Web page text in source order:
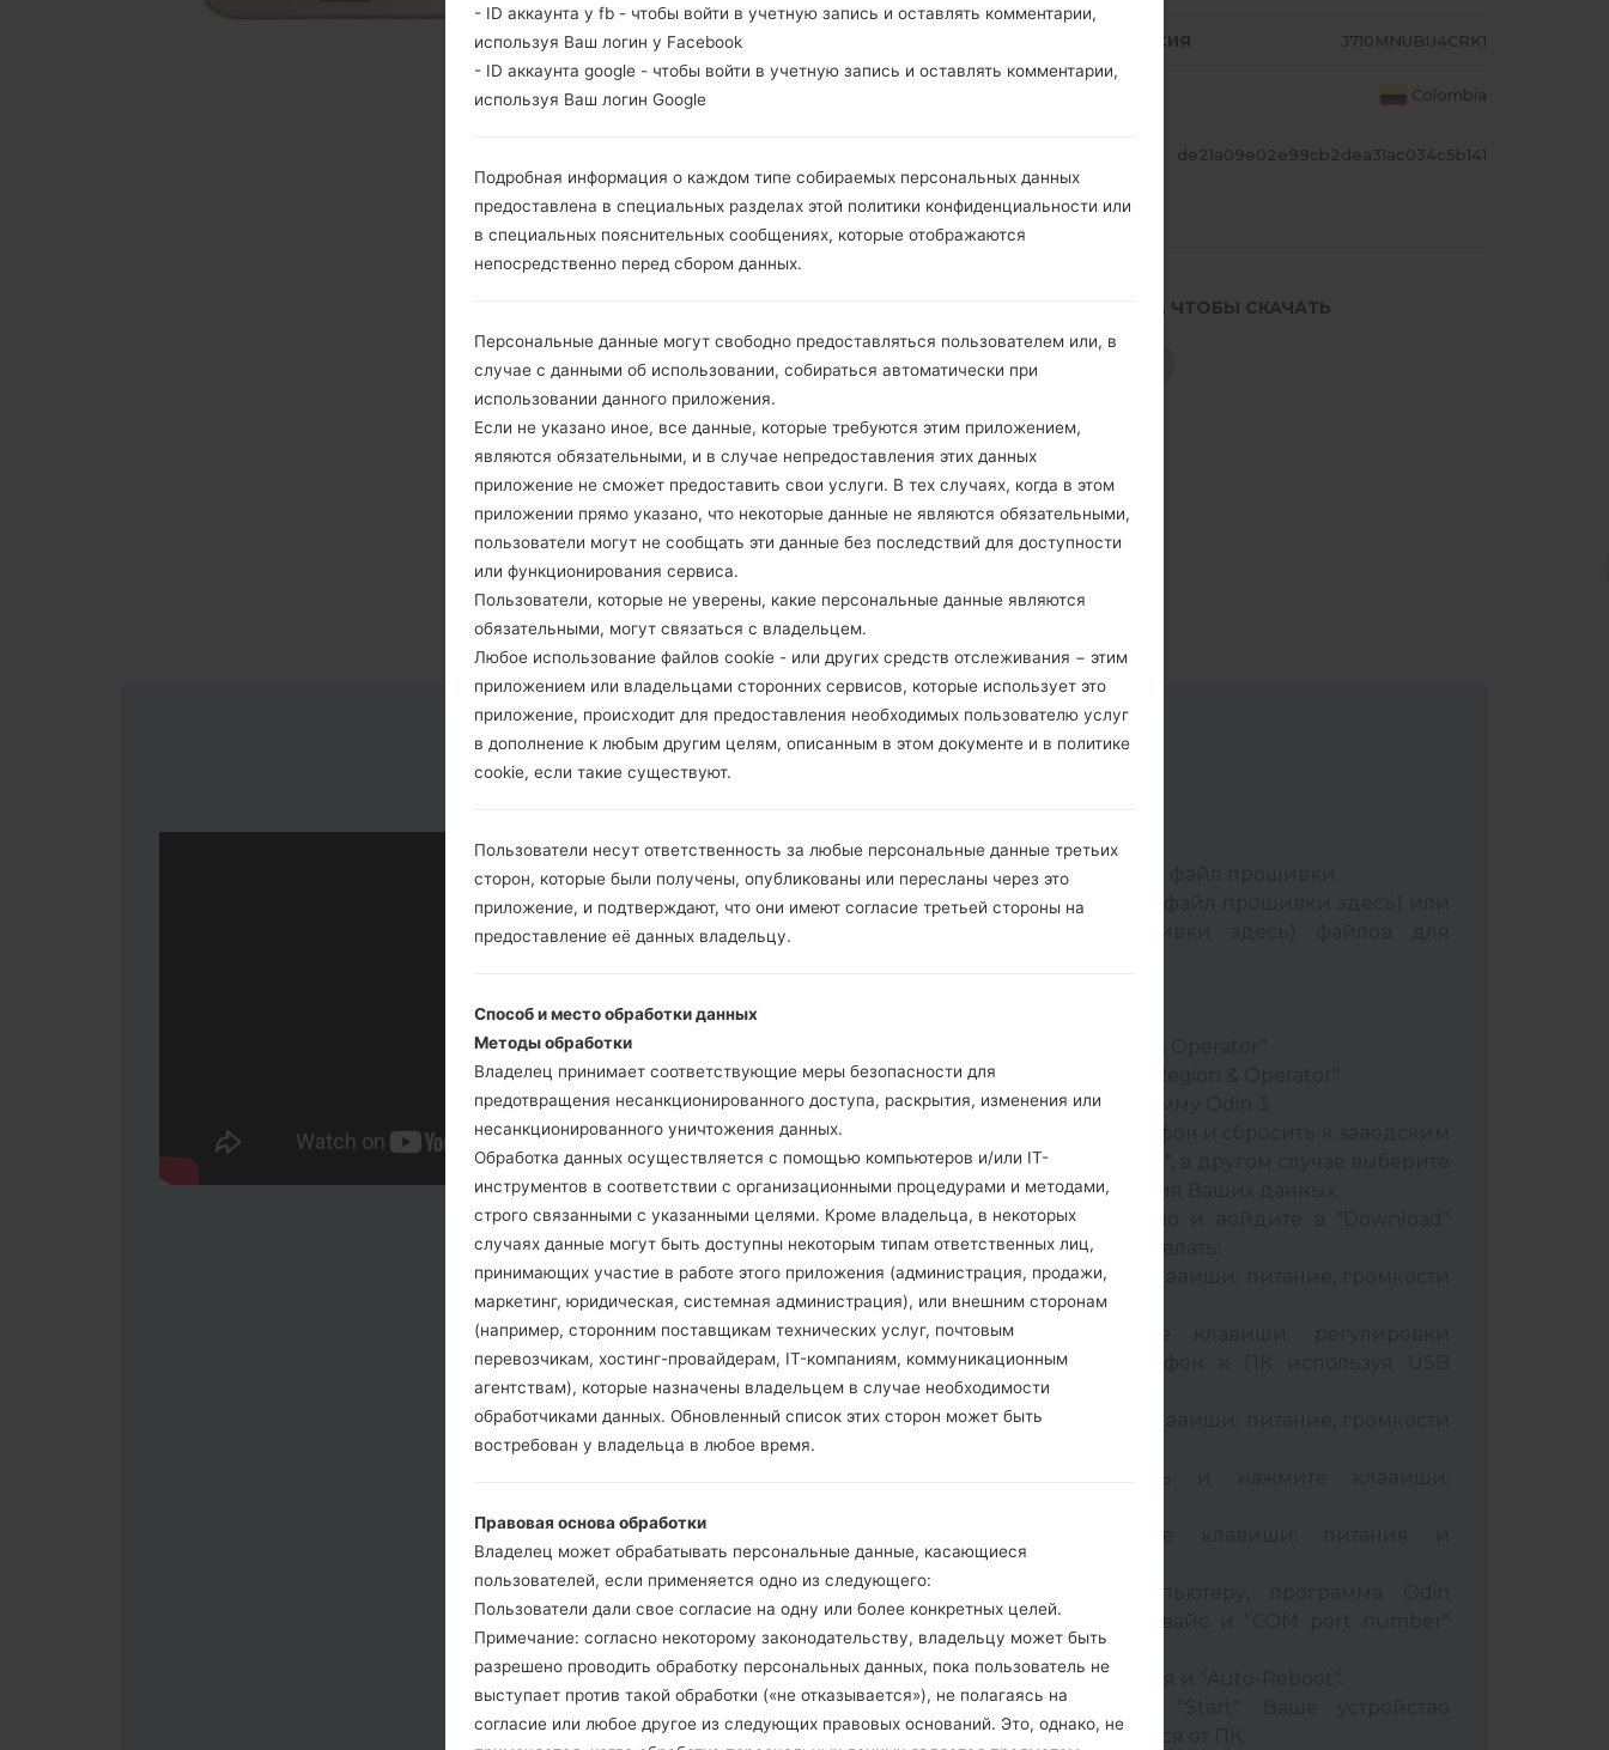
PDA/AP ВЕРСИЯ PDA/AP ВЕРСИЯ J710MNUBU4CRK1
Colombia
TO1, EXITO2, UFF1, UFF2, U NE
1, UNE2, UNE3, UNE4, Virgin Mo
de21a09e02e99cb2dea31ac034c5b141
2.НАЖМИТЕ, ЧТОБЫ СКАЧАТЬ
Инструкции
Скачайте на свой ПК:Odin 3
Далее загрузите и распакуйте файл прошивки.
Вам необходимо 1 (Выбрать 1 файл прошивки здесь) или
HOME_CSC _ ***: "Country & Region & Operator"
Добавьте все файлы в программу Odin 3.
настройкам выберите CSC _ ***, в другом случае выберите
HOME_CSC _ *** для сохранения Ваших данных.
Теперь выключите устройство и войдите в "Download"
режим. Все методы как это сделать:
Нажмите и удерживайте клавиши: питание, громкости
и Bixbi.
Нажмите и удерживайте клавиши: регулировки
громкости. Подключив телефон к ПК используя USB
кабель.
Нажмите и удерживайте клавиши: питание, громкости
увеличения громкости
Далее подключите к компьютеру, программа Odin
должна определить Ваш девайс и "COM port number"
появится на экране.
Укажите только "F.Reset" время и "Auto-Reboot".
В конце нажмите кнопку "Start". Ваше устройство
перезагрузится и отсоединится от ПК.
- ID аккаунта у fb - чтобы войти в учетную запись и оставлять комментарии,
используя Ваш логин у Facebook
- ID аккаунта google - чтобы войти в учетную запись и оставлять комментарии,
используя Ваш логин Google
Подробная информация о каждом типе собираемых персональных данных
предоставлена в специальных разделах этой политики конфиденциальности или
в специальных пояснительных сообщениях, которые отображаются
непосредственно перед сбором данных.
Персональные данные могут свободно предоставляться пользователем или, в
случае с данными об использовании, собираться автоматически при
использовании данного приложения.
Если не указано иное, все данные, которые требуются этим приложением,
являются обязательными, и в случае непредоставления этих данных
приложение не сможет предоставить свои услуги. В тех случаях, когда в этом
приложении прямо указано, что некоторые данные не являются обязательными,
пользователи могут не сообщать эти данные без последствий для доступности
или функционирования сервиса.
Пользователи, которые не уверены, какие персональные данные являются
обязательными, могут связаться с владельцем.
Любое использование файлов cookie - или других средств отслеживания − этим
приложением или владельцами сторонних сервисов, которые использует это
приложение, происходит для предоставления необходимых пользователю услуг
в дополнение к любым другим целям, описанным в этом документе и в политике
cookie, если такие существуют.
Пользователи несут ответственность за любые персональные данные третьих
сторон, которые были получены, опубликованы или пересланы через это
приложение, и подтверждают, что они имеют согласие третьей стороны на
предоставление её данных владельцу.
Способ и место обработки данных
Методы обработки
Владелец принимает соответствующие меры безопасности для
предотвращения несанкционированного доступа, раскрытия, изменения или
несанкционированного уничтожения данных.
Обработка данных осуществляется с помощью компьютеров и/или IT-
инструментов в соответствии с организационными процедурами и методами,
строго связанными с указанными целями. Кроме владельца, в некоторых
случаях данные могут быть доступны некоторым типам ответственных лиц,
принимающих участие в работе этого приложения (администрация, продажи,
маркетинг, юридическая, системная администрация), или внешним сторонам
(например, сторонним поставщикам технических услуг, почтовым
перевозчикам, хостинг-провайдерам, IT-компаниям, коммуникационным
агентствам), которые назначены владельцем в случае необходимости
обработчиками данных. Обновленный список этих сторон может быть
востребован у владельца в любое время.
Правовая основа обработки
Владелец может обрабатывать персональные данные, касающиеся
пользователей, если применяется одно из следующего:
Пользователи дали свое согласие на одну или более конкретных целей.
Примечание: согласно некоторому законодательству, владельцу может быть
разрешено проводить обработку персональных данных, пока пользователь не
выступает против такой обработки («не отказывается»), не полагаясь на
согласие или любое другое из следующих правовых оснований. Это, однако, не